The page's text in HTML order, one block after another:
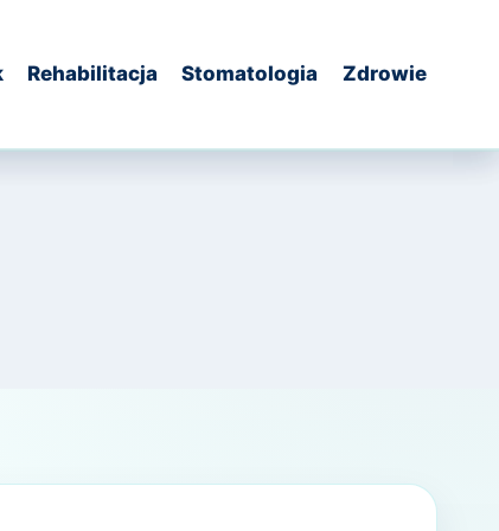
Rehabilitacja Stomatologia Zdrowie